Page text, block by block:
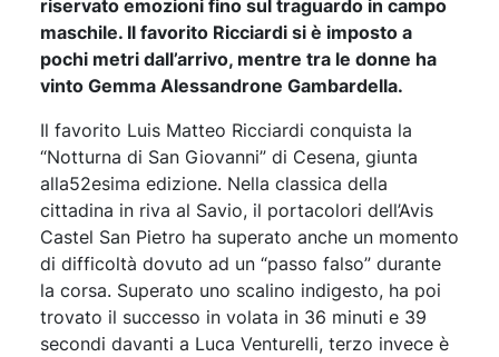
riservato emozioni fino sul traguardo in campo
maschile. Il favorito Ricciardi si è imposto a
pochi metri dall’arrivo, mentre tra le donne ha
vinto Gemma Alessandrone Gambardella.
Il favorito Luis Matteo Ricciardi conquista la
“Notturna di San Giovanni” di Cesena, giunta
alla52esima edizione. Nella classica della
cittadina in riva al Savio, il portacolori dell’Avis
Castel San Pietro ha superato anche un momento
di difficoltà dovuto ad un “passo falso” durante
la corsa. Superato uno scalino indigesto, ha poi
trovato il successo in volata in 36 minuti e 39
secondi davanti a Luca Venturelli, terzo invece è